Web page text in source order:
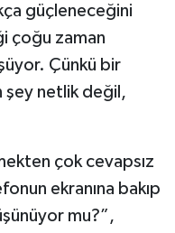
güçleneceğini
çoğu zaman
Çünkü bir
şey netlik değil,
çok cevapsız
ekranına bakıp
mu?”,